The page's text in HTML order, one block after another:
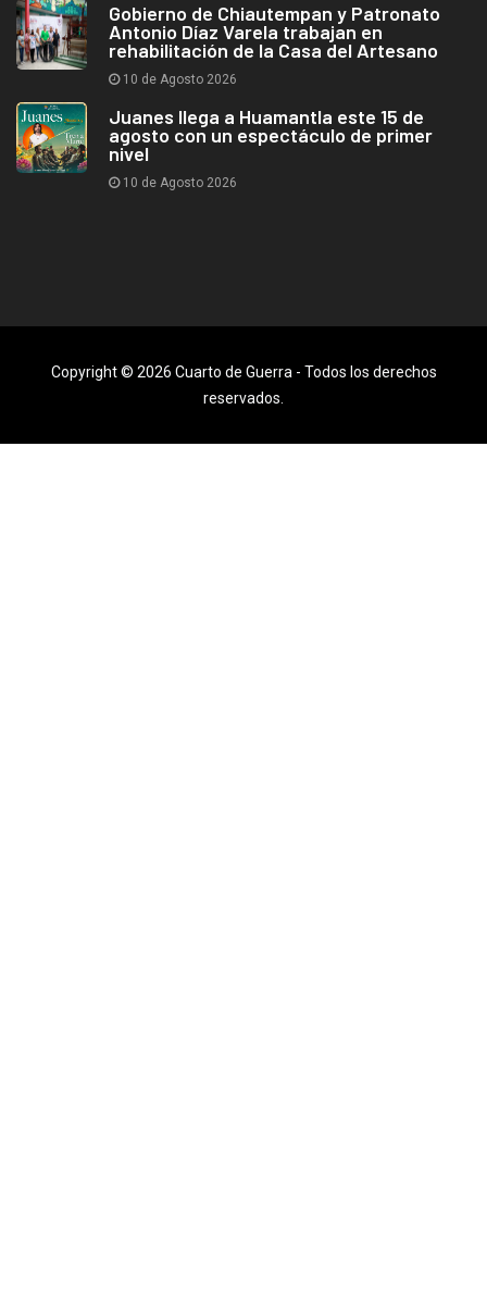
Gobierno de Chiautempan y Patronato
Antonio Díaz Varela trabajan en
rehabilitación de la Casa del Artesano
10 de Agosto 2026
Juanes llega a Huamantla este 15 de
agosto con un espectáculo de primer
nivel
10 de Agosto 2026
Copyright © 2026 Cuarto de Guerra - Todos los derechos
reservados.